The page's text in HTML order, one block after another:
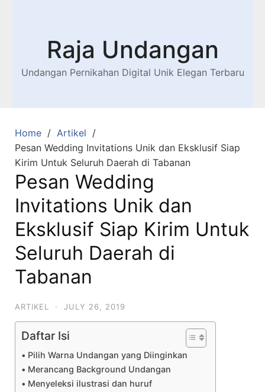
Raja Undangan
Undangan Pernikahan Digital Unik Elegan Terbaru
Home
Artikel
Pesan Wedding Invitations Unik dan Eksklusif Siap
Kirim Untuk Seluruh Daerah di Tabanan
Pesan Wedding
Invitations Unik dan
Eksklusif Siap Kirim Untuk
Seluruh Daerah di
Tabanan
ARTIKEL · JULY 26, 2019
Daftar Isi
Pilih Warna Undangan yang Diinginkan
Merancang Background Undangan
Menyeleksi ilustrasi dan huruf